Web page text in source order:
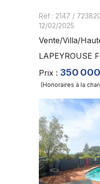
Réf : 2147 /
12/02/2025
Vente/Villa/
LAPEYROUSE
Prix : 350
(Honoraires à la